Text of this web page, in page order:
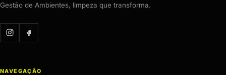
Gestão de Ambientes, limpeza que transforma.
NAVEGAÇÃO